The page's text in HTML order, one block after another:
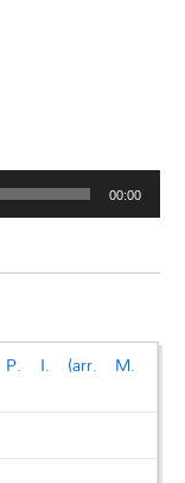
00:00
P. I. (arr. M.